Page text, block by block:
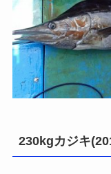
230kgカジキ